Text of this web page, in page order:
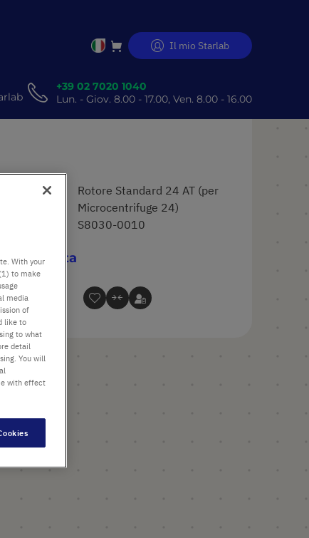
Salta
Il mio Starlab
+39 02 7020 1040
Lun. - Giov. 8.00 - 17.00, Ven. 8.00 - 16.00
Rotore Standard 24 AT (per
Microcentrifuge 24)
S8030-0010
Su richiesta
With your
to make
media
of
like to
to what
detail
You will
with effect